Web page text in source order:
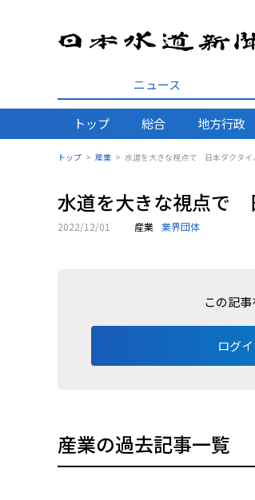
ニュース
トップ 総合 地方行政
トップ 産業 水道を大きな視点で 日本ダクタイ
水道を大きな視点で
2022/12/01 産業 業界団体
この記
ログ
産業の過去記事一覧